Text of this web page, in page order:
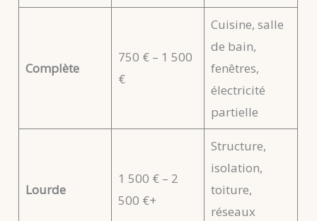
Complète
750 € – 1 500
€
Cuisine, salle
de bain,
fenêtres,
électricité
partielle
Lourde
1 500 € – 2
500 €+
Structure,
isolation,
toiture,
réseaux